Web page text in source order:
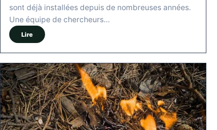
sont déjà installées depuis de nombreuses années.
Une équipe de chercheurs…
Lire